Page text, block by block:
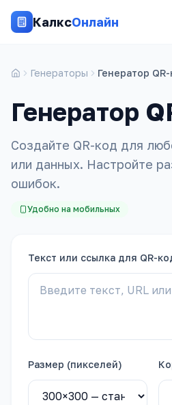
КалксОнлайн
Генераторы Генератор
Генератор
Создайте QR-код для
или данных. Настройте
ошибок.
Удобно на мобильных
Текст или ссылка для QR-
Размер (пикселей)